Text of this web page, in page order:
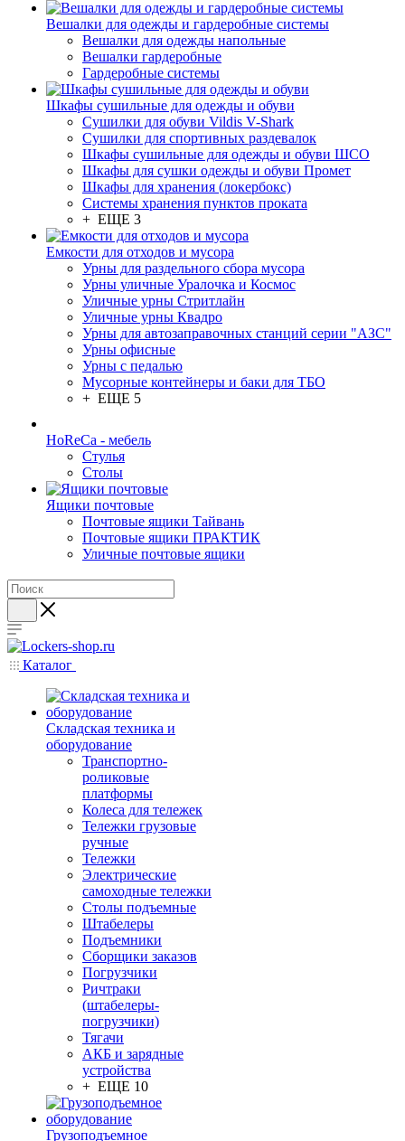
Вешалки для одежды и гардеробные системы
Вешалки для одежды напольные
Вешалки гардеробные
Гардеробные системы
Шкафы сушильные для одежды и обуви
Сушилки для обуви Vildis V-Shark
Сушилки для спортивных раздевалок
Шкафы сушильные для одежды и обуви ШСО
Шкафы для сушки одежды и обуви Промет
Шкафы для хранения (локербокс)
Системы хранения пунктов проката
+ ЕЩЕ 3
Емкости для отходов и мусора
Урны для раздельного сбора мусора
Урны уличные Уралочка и Космос
Уличные урны Стритлайн
Уличные урны Квадро
Урны для автозаправочных станций серии "АЗС"
Урны офисные
Урны с педалью
Мусорные контейнеры и баки для ТБО
+ ЕЩЕ 5
HoReCa - мебель
Стулья
Столы
Ящики почтовые
Почтовые ящики Тайвань
Почтовые ящики ПРАКТИК
Уличные почтовые ящики
Каталог
Складская техника и
оборудование
Транспортно-
роликовые
платформы
Колеса для тележек
Тележки грузовые
ручные
Тележки
Электрические
самоходные тележки
Столы подъемные
Штабелеры
Подъемники
Сборщики заказов
Погрузчики
Ричтраки
(штабелеры-
погрузчики)
Тягачи
АКБ и зарядные
устройства
+ ЕЩЕ 10
Грузоподъемное